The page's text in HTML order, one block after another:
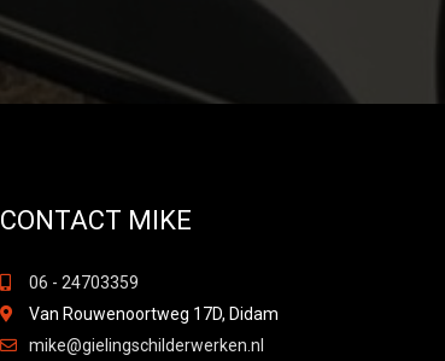
CONTACT MIKE
06 - 24703359
Van Rouwenoortweg 17D, Didam
mike@gielingschilderwerken.nl